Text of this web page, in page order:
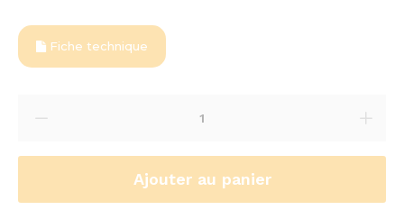
Fiche technique
Ajouter au panier